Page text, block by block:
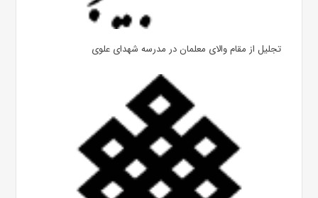
تجلیل از مقام والای معلمان در مدرسه شهدای علوی